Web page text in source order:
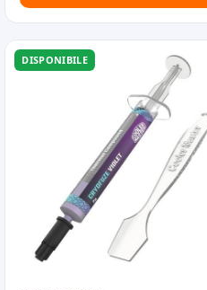
DISPONIBILE